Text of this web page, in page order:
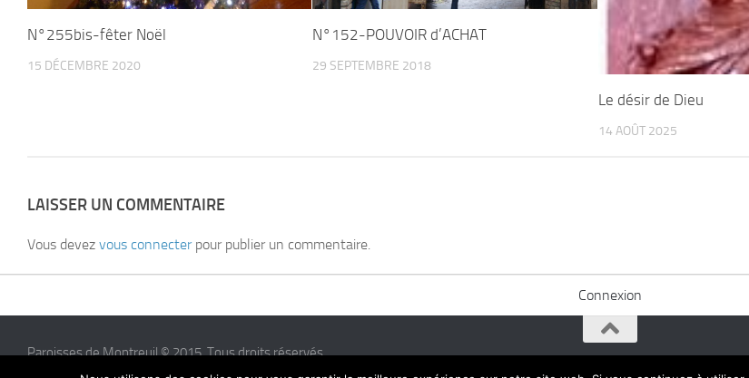
N°255bis-fêter Noël
15 DÉCEMBRE 2020
N°152-POUVOIR d’ACHAT
29 SEPTEMBRE 2018
Le désir de Dieu
14 AOÛT 2025
LAISSER UN COMMENTAIRE
Vous devez vous connecterpour publier un commentaire.
Connexion
Paroisses de Montreuil © 2015. Tous droits réservés